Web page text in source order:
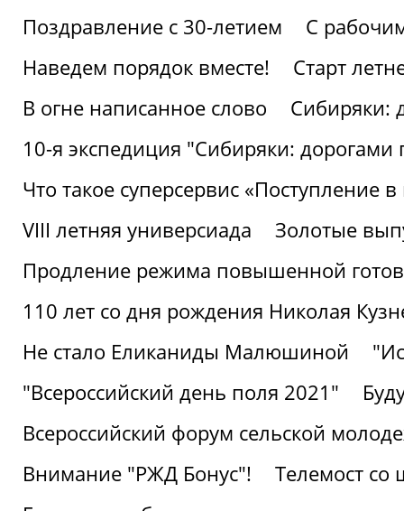
Поздравление с 30-летием
С
Наведем порядок вместе!
Старт
В огне написанное слово
Сибиряки:
10-я экспедиция "Сибиряки: дорогами
Что такое суперсервис «Поступление
VIII летняя универсиада
Золотые
Продление режима повышенной
110 лет со дня рождения Николая
Не стало Еликаниды Малюшиной
"Всероссийский день поля 2021"
Всероссийский форум сельской
Внимание "РЖД Бонус"!
Телемост